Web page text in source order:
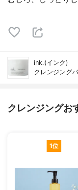
ink.(インク)
クレンジング
クレンジングお
1位